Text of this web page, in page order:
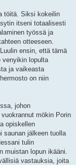
töitä. Siksi kokeilin
itseni totaalisesti
työssä ja
otteeseen.
ensin, että tämä
venyikin lopulta
ja vaikeasta
on niin
johon
mökin Porin
opiskellen
saunan jälkeen tuolla
tulin
muistan lopun ikääni.
vastauksia, joita